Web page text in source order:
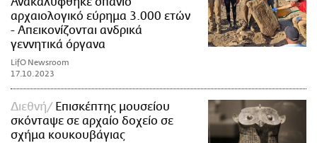
αρχαιολογικό εύρημα 3.000 ετών
- Απεικονίζονται ανδρικά
γεννητικά όργανα
LifO Newsroom
17.10.2023
Διεθνή
Επισκέπτης μουσείου
σκόνταψε σε αρχαίο δοχείο σε
σχήμα κουκουβάγιας